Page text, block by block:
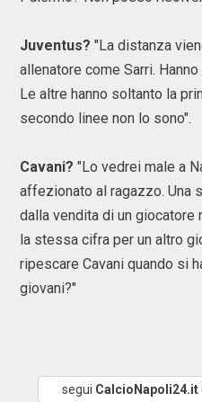
Juventus? "La distanza
allenatore come Sarri.
Le altre hanno soltanto la
secondo linee non lo sono".
Cavani? "Lo vedrei male a
affezionato al ragazzo. Una
dalla vendita di un
la stessa cifra per un altro
ripescare Cavani quando si
giovani?"
segui CalcioNapoli24.it